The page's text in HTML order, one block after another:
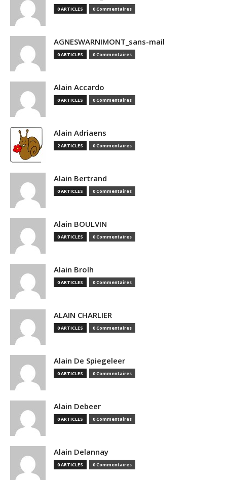
0 ARTICLES 0 Commentaires
AGNESWARNIMONT_sans-mail
0 ARTICLES 0 Commentaires
Alain Accardo
0 ARTICLES 0 Commentaires
Alain Adriaens
2 ARTICLES 0 Commentaires
Alain Bertrand
0 ARTICLES 0 Commentaires
Alain BOULVIN
0 ARTICLES 0 Commentaires
Alain Brolh
0 ARTICLES 0 Commentaires
ALAIN CHARLIER
0 ARTICLES 0 Commentaires
Alain De Spiegeleer
0 ARTICLES 0 Commentaires
Alain Debeer
0 ARTICLES 0 Commentaires
Alain Delannay
0 ARTICLES 0 Commentaires